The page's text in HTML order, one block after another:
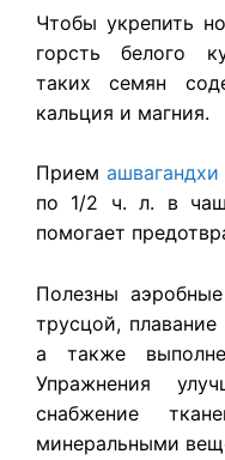
Чтобы укрепить
горсть белого
таких семян
кальция и магния.
Приемашвагандхи
по 1/2 ч. л. в
помогает
Полезны
трусцой,
а также
Упражнения
снабжение
минеральными